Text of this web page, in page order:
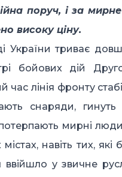
поруч, і за
високу ціну.
України триває
бойових дій
час лінія фронту
снаряди, гинуть
мирні
навіть тих, які
ввійшло у звичне